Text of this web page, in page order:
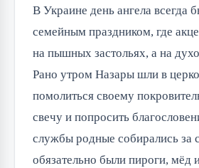
В Украине день ангела всегда
семейным праздником, где
на пышных застольях, а на
Рано утром Назары шли в
помолиться своему
свечу и попросить
службы родные собирались за
обязательно были пироги,